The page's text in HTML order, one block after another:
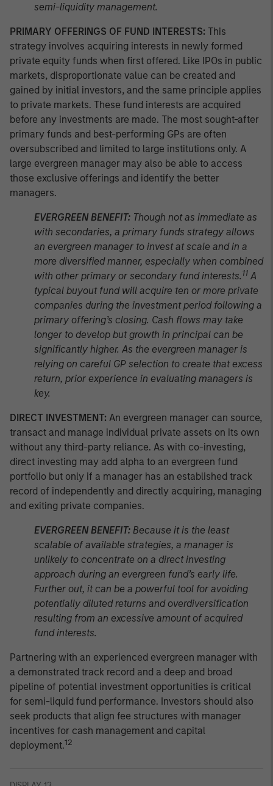
semi-liquidity management.
PRIMARY OFFERINGS OF FUND INTERESTS: This
strategy involves acquiring interests in newly formed
private equity funds when first offered. Like IPOs in public
markets, disproportionate value can be created and
gained by initial investors, and the same principle applies
to private markets. These fund interests are acquired
before any investments are made. The most sought-after
primary funds and best-performing GPs are often
oversubscribed and limited to large institutions only. A
large evergreen manager may also be able to access
those exclusive offerings and identify the better
managers.
EVERGREEN BENEFIT: Though not as immediate as
with secondaries, a primary funds strategy allows
an evergreen manager to invest at scale and in a
more diversified manner, especially when combined
with other primary or secondary fund interests.11 A
typical buyout fund will acquire ten or more private
companies during the investment period following a
primary offering’s closing. Cash flows may take
longer to develop but growth in principal can be
significantly higher. As the evergreen manager is
relying on careful GP selection to create that excess
return, prior experience in evaluating managers is
key.
DIRECT INVESTMENT: An evergreen manager can source,
transact and manage individual private assets on its own
without any third-party reliance. As with co-investing,
direct investing may add alpha to an evergreen fund
portfolio but only if a manager has an established track
record of independently and directly acquiring, managing
and exiting private companies.
EVERGREEN BENEFIT: Because it is the least
scalable of available strategies, a manager is
unlikely to concentrate on a direct investing
approach during an evergreen fund’s early life.
Further out, it can be a powerful tool for avoiding
potentially diluted returns and overdiversification
resulting from an excessive amount of acquired
fund interests.
Partnering with an experienced evergreen manager with
a demonstrated track record and a deep and broad
pipeline of potential investment opportunities is critical
for semi-liquid fund performance. Investors should also
seek products that align fee structures with manager
incentives for cash management and capital
deployment.12